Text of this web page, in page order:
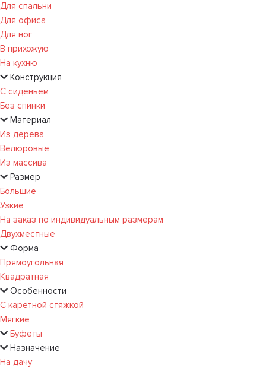
Для спальни
Для офиса
Для ног
В прихожую
На кухню
Конструкция
С сиденьем
Без спинки
Материал
Из дерева
Велюровые
Из массива
Размер
Большие
Узкие
На заказ по индивидуальным размерам
Двухместные
Форма
Прямоугольная
Квадратная
Особенности
С каретной стяжкой
Мягкие
Буфеты
Назначение
На дачу